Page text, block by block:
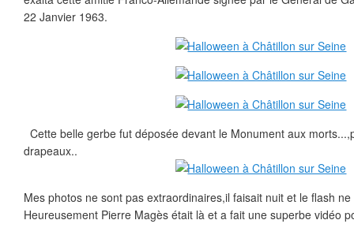
22 Janvier 1963.
Cette belle gerbe fut déposée devant le Monument aux
drapeaux..
Mes photos ne sont pas extraordinaires,il faisait nuit et le flash
Heureusement Pierre Magès était là et a fait une superbe vidéo